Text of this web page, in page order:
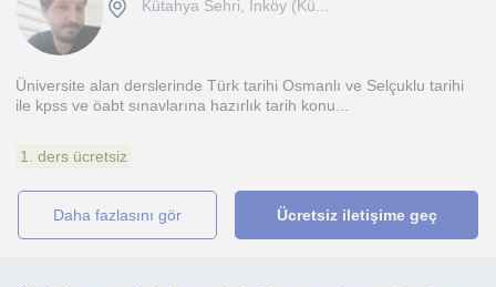
Kütahya Sehri, İnköy (Kü...
Üniversite alan derslerinde Türk tarihi Osmanlı ve Selçuklu tarihi
ile kpss ve öabt sınavlarına hazırlık tarih konu...
1. ders ücretsiz
daha fazlasını gör Ücretsiz iletişime geç